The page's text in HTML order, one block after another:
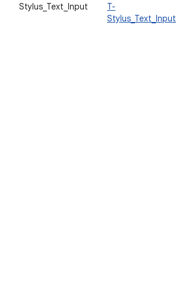
Stylus_Text_Input
T-
Stylus_Text_Input